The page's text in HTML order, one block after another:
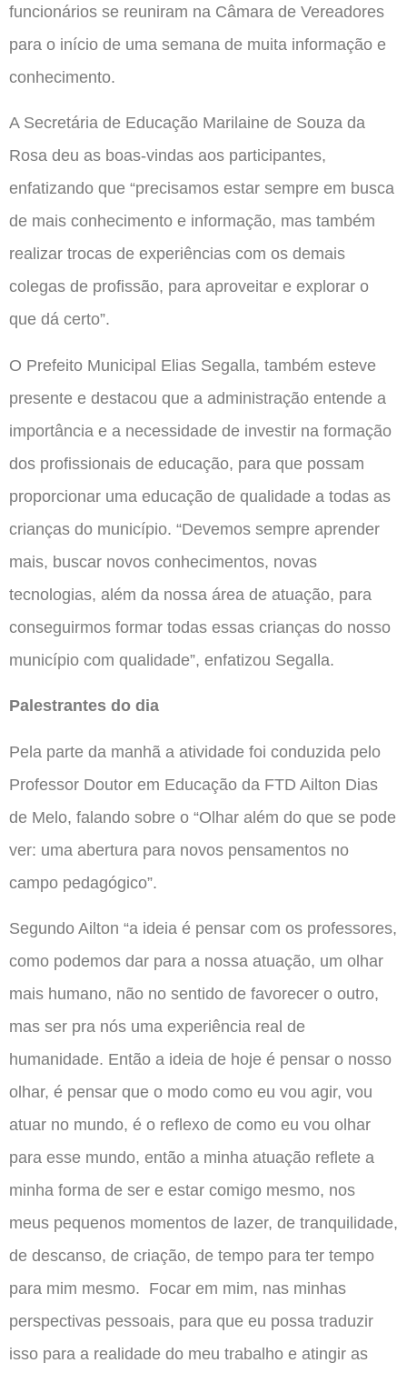
funcionários se reuniram na Câmara de Vereadores
para o início de uma semana de muita informação e
conhecimento.
A Secretária de Educação Marilaine de Souza da
Rosa deu as boas-vindas aos participantes,
enfatizando que “precisamos estar sempre em busca
de mais conhecimento e informação, mas também
realizar trocas de experiências com os demais
colegas de profissão, para aproveitar e explorar o
que dá certo”.
O Prefeito Municipal Elias Segalla, também esteve
presente e destacou que a administração entende a
importância e a necessidade de investir na formação
dos profissionais de educação, para que possam
proporcionar uma educação de qualidade a todas as
crianças do município. “Devemos sempre aprender
mais, buscar novos conhecimentos, novas
tecnologias, além da nossa área de atuação, para
conseguirmos formar todas essas crianças do nosso
município com qualidade”, enfatizou Segalla.
Palestrantes do dia
Pela parte da manhã a atividade foi conduzida pelo
Professor Doutor em Educação da FTD Ailton Dias
de Melo, falando sobre o “Olhar além do que se pode
ver: uma abertura para novos pensamentos no
campo pedagógico”.
Segundo Ailton “a ideia é pensar com os professores,
como podemos dar para a nossa atuação, um olhar
mais humano, não no sentido de favorecer o outro,
mas ser pra nós uma experiência real de
humanidade. Então a ideia de hoje é pensar o nosso
olhar, é pensar que o modo como eu vou agir, vou
atuar no mundo, é o reflexo de como eu vou olhar
para esse mundo, então a minha atuação reflete a
minha forma de ser e estar comigo mesmo, nos
meus pequenos momentos de lazer, de tranquilidade,
de descanso, de criação, de tempo para ter tempo
para mim mesmo. Focar em mim, nas minhas
perspectivas pessoais, para que eu possa traduzir
isso para a realidade do meu trabalho e atingir as